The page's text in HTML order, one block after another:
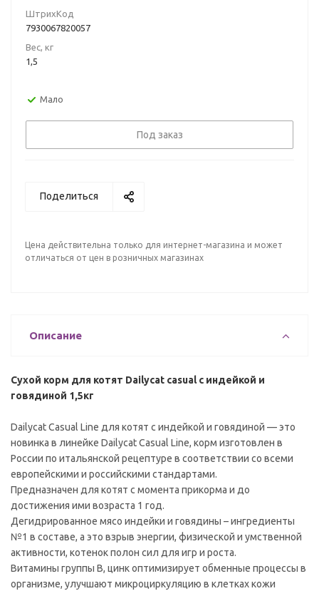
ШтрихКод
7930067820057
Вес, кг
1,5
Мало
Под заказ
Поделиться
Цена действительна только для интернет-магазина и может
отличаться от цен в розничных магазинах
Описание
Сухой корм для котят Dailycat casual с индейкой и
говядиной 1,5кг
Dailyсat Casual Line для котят с индейкой и говядиной — это
новинка в линейке Dailyсat Casual Line, корм изготовлен в
России по итальянской рецептуре в соответствии со всеми
европейскими и российскими стандартами.
Предназначен для котят с момента прикорма и до
достижения ими возраста 1 год.
Дегидрированное мясо индейки и говядины – ингредиенты
№1 в составе, а это взрыв энергии, физической и умственной
активности, котенок полон сил для игр и роста.
Витамины группы B, цинк оптимизирует обменные процессы в
организме, улучшают микроциркуляцию в клетках кожи